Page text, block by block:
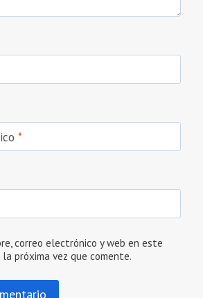
*
correo electrónico y web en este
próxima vez que comente.